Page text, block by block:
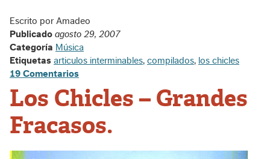
Escrito por Amadeo
Publicado agosto 29, 2007
Categoría Música
Etiquetas articulos interminables, compilados, los chicles
19 Comentarios
Los Chicles – Grandes
Fracasos.